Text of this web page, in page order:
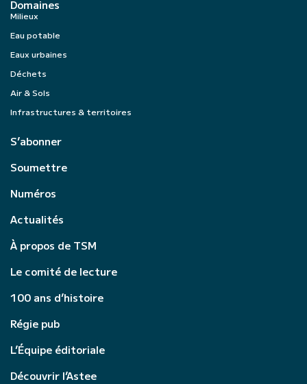
Domaines
Milieux
Eau potable
Eaux urbaines
Déchets
Air & Sols
Infrastructures & territoires
S’abonner
Soumettre
Numéros
Actualités
À propos de TSM
Le comité de lecture
100 ans d’histoire
Régie pub
L’Équipe éditoriale
Découvrir l’Astee